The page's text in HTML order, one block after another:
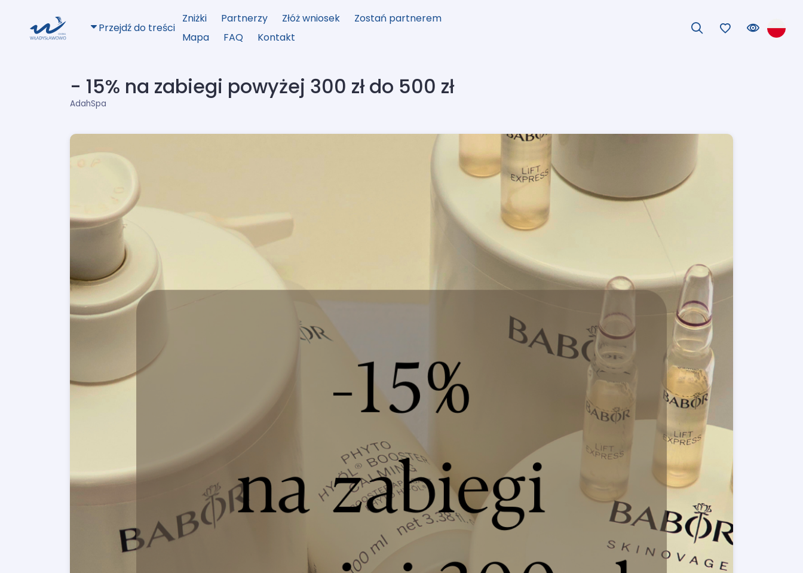
Przejdź do treści
Zniżki Partnerzy Złóż wniosek
Zostań partnerem
Mapa
FAQ Kontakt
- 15% na zabiegi powyżej 300 zł do 500 zł
AdahSpa